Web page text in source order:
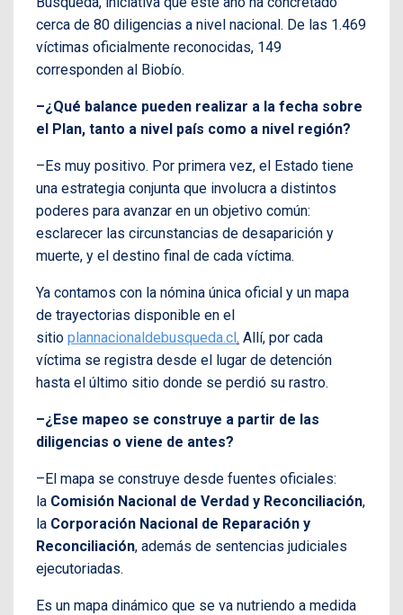
cerca de 80 diligencias a nivel nacional. De las 1.469
víctimas oficialmente reconocidas, 149
corresponden al Biobío.
–¿Qué balance pueden realizar a la fecha sobre
el Plan, tanto a nivel país como a nivel región?
–Es muy positivo. Por primera vez, el Estado tiene
una estrategia conjunta que involucra a distintos
poderes para avanzar en un objetivo común:
esclarecer las circunstancias de desaparición y
muerte, y el destino final de cada víctima.
Ya contamos con la nómina única oficial y un mapa
de trayectorias disponible en el
sitio plannacionaldebusqueda.cl. Allí, por cada
víctima se registra desde el lugar de detención
hasta el último sitio donde se perdió su rastro.
–¿Ese mapeo se construye a partir de las
diligencias o viene de antes?
–El mapa se construye desde fuentes oficiales:
la Comisión Nacional de Verdad y Reconciliación,
la Corporación Nacional de Reparación y
Reconciliación, además de sentencias judiciales
ejecutoriadas.
Es un mapa dinámico que se va nutriendo a medida